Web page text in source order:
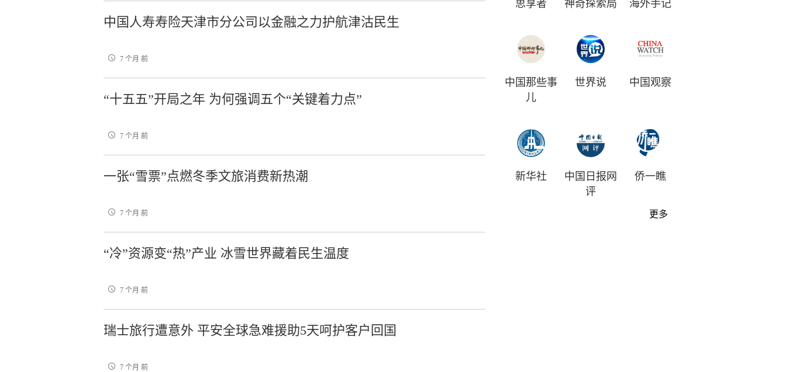
中国人寿寿险天津市分公司以金融之力护航津沽民生
7 个月 前
“十五五”开局之年 为何强调五个“关键着力点”
7 个月 前
一张“雪票”点燃冬季文旅消费新热潮
7 个月 前
“冷”资源变“热”产业 冰雪世界藏着民生温度
7 个月 前
瑞士旅行遭意外 平安全球急难援助5天呵护客户回国
7 个月 前
思享者 神奇探索局 海外手记
中国那些事
儿
世界说 中国观察
新华社
中国日报网
评
侨一瞧
更多